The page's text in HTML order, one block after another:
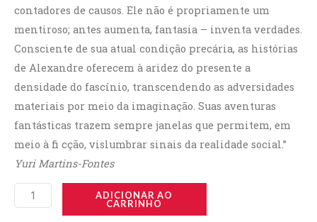
contadores de causos. Ele não é propriamente um
mentiroso; antes aumenta, fantasia – inventa verdades.
Consciente de sua atual condição precária, as histórias
de Alexandre oferecem à aridez do presente a
densidade do fascínio, transcendendo as adversidades
materiais por meio da imaginação. Suas aventuras
fantásticas trazem sempre janelas que permitem, em
meio à fi cção, vislumbrar sinais da realidade social.”
Yuri Martins-Fontes
ADICIONAR AO
CARRINHO